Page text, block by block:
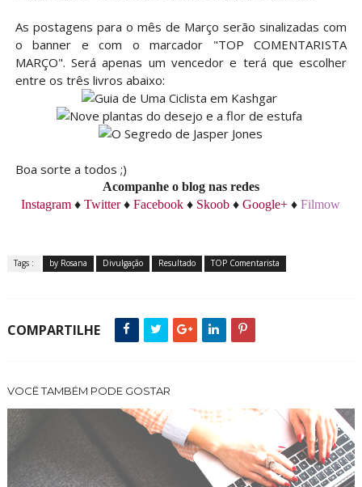
As postagens para o mês de Março serão sinalizadas com
o banner e com o marcador "TOP COMENTARISTA
MARÇO". Será apenas um vencedor e terá que escolher
entre os três livros abaixo:
Boa sorte a todos ;)
Acompanhe o blog nas redes
Instagram ♦Twitter♦Facebook ♦ Skoob ♦Google+ ♦Filmow
Tags : by Rosana Divulgação Resultado TOP Comentarista
COMPARTILHE
VOCÊ TAMBÉM PODE GOSTAR